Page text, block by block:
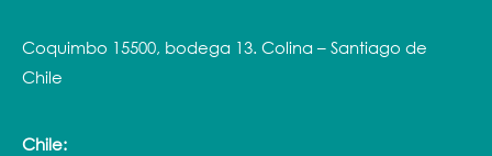
Coquimbo 15500, bodega 13. Colina – Santiago de
Chile
Chile: